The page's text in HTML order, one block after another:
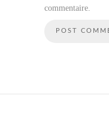
commentaire.